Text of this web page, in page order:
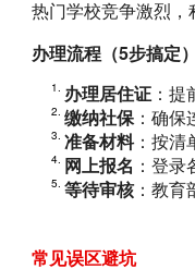
热门学校竞争激烈
办理流程（5步搞定）
办理居住证：提
缴纳社保：确保
准备材料：按清
网上报名 ：登
等待审核：教育
常见误区避坑